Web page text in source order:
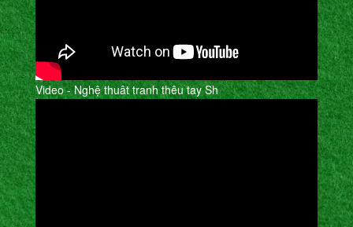
Video - Nghệ thuât tranh thêu tay Sh